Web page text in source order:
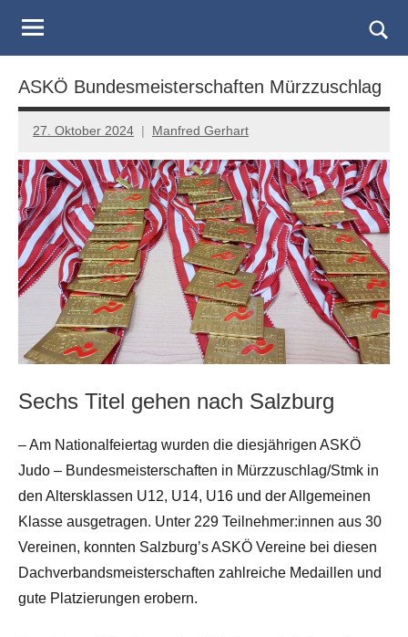
Judo
Landesverband
Salzburg
form
ASKÖ Bundesmeisterschaften Mürzzuschlag
27. Oktober 2024 Manfred Gerhart
Sechs Titel gehen nach Salzburg
– Am Nationalfeiertag wurden die diesjährigen ASKÖ
Judo – Bundesmeisterschaften in Mürzzuschlag/Stmk in
den Altersklassen U12, U14, U16 und der Allgemeinen
Klasse ausgetragen. Unter 229 Teilnehmer:innen aus 30
Vereinen, konnten Salzburg’s ASKÖ Vereine bei diesen
Dachverbandsmeisterschaften zahlreiche Medaillen und
gute Platzierungen erobern.